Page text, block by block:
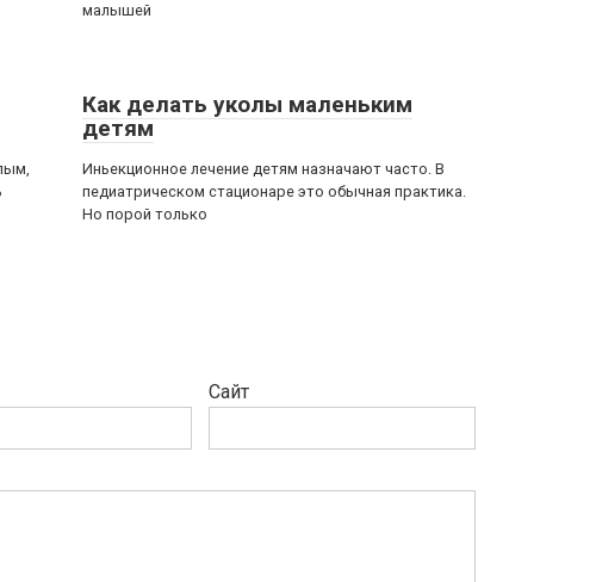
малышей
Как делать уколы маленьким
детям
Иньекционное лечение детям назначают часто. В
педиатрическом стационаре это обычная практика.
Но порой только
Сайт